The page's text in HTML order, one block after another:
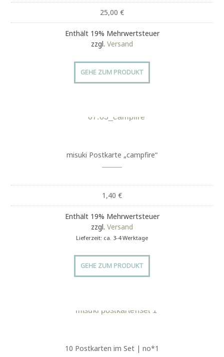
25,00 €
Enthält 19% Mehrwertsteuer
zzgl. Versand
GEHE ZUM PRODUKT
misuki Postkarte „campfire“
1,40 €
Enthält 19% Mehrwertsteuer
zzgl. Versand
Lieferzeit: ca. 3-4 Werktage
GEHE ZUM PRODUKT
10 Postkarten im Set | no*1